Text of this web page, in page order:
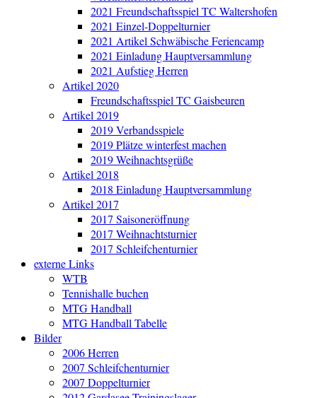
2021 Freundschaftsspiel TC Waltershofen
2021 Einzel-Doppelturnier
2021 Artikel Schwäbische Feriencamp
2021 Einladung Hauptversammlung
2021 Aufstieg Herren
Artikel 2020
Freundschaftsspiel TC Gaisbeuren
Artikel 2019
2019 Verbandsspiele
2019 Plätze winterfest machen
2019 Weihnachtsgrüße
Artikel 2018
2018 Einladung Hauptversammlung
Artikel 2017
2017 Saisoneröffnung
2017 Weihnachtsturnier
2017 Schleifchenturnier
externe Links
WTB
Tennishalle buchen
MTG Handball
MTG Handball Tabelle
Bilder
2006 Herren
2007 Schleifchenturnier
2007 Doppelturnier